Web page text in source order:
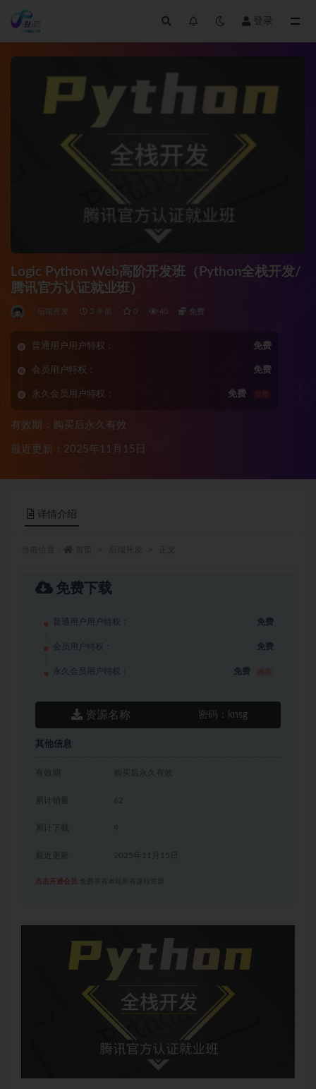
登录
Logic Python Web高阶开发班（Python全栈开发/
腾讯官方认证就业班）
后端开发 3 年前 0 40 免费
普通用户用户特权： 免费
会员用户特权： 免费
永久会员用户特权： 免费 推荐
有效期：购买后永久有效
最近更新：2025年11月15日
详情介绍
免费下载
普通用户用户特权： 免费
会员用户特权： 免费
永久会员用户特权： 免费
资源名称 密码： knsg
其他信息
有效期 购买后永久有效
累计销量 62
累计下载 9
2025年11月15日
点击开通会员 免费享有本站所有课程资源